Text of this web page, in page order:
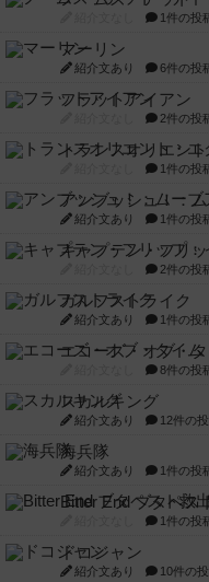
1件の投
マーリン
紹介文あり 6件の投
フラットアイアン
2件の投
トランスオリエン
1件の投
アンブッシュ！：ム
紹介文あり 1件の投
キャプテン・フリ
2件の投
ガルフストライク
紹介文あり 1件の投
エコーズ・オブ・
8件の投
スカルキング
紹介文あり 12件の
海兵隊
紹介文あり 1件の投
Bitter End ブタペス
1件の投
ドコジャン
紹介文あり 10件の